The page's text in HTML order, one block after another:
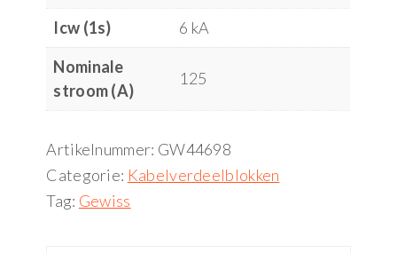
Icw (1s)
6 kA
Nominale
stroom (A)
125
Artikelnummer: GW44698
Categorie: Kabelverdeelblokken
Tag: Gewiss